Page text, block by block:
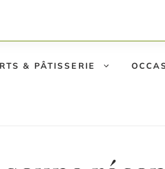
& PÂTISSERIE